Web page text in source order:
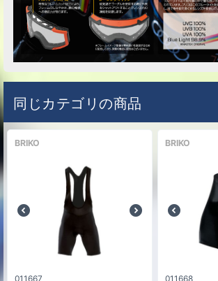
同じカテゴリの商品
BRIKO
011667
BRIKO
011668